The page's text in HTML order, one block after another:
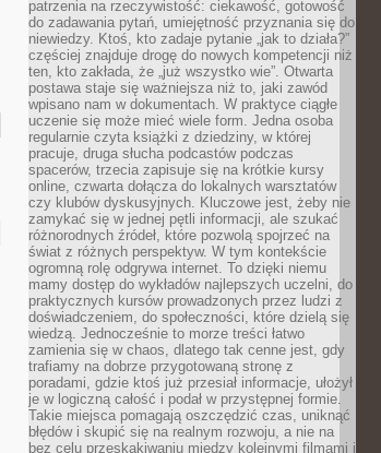
patrzenia na rzeczywistość: ciekawość, gotowość
do zadawania pytań, umiejętność przyznania się do
niewiedzy. Ktoś, kto zadaje pytanie „jak to działa?”
częściej znajduje drogę do nowych kompetencji niż
ten, kto zakłada, że „już wszystko wie”. Otwarta
postawa staje się ważniejsza niż to, jaki zawód
wpisano nam w dokumentach. W praktyce ciągłe
uczenie się może mieć wiele form. Jedna osoba
regularnie czyta książki z dziedziny, w której
pracuje, druga słucha podcastów podczas
spacerów, trzecia zapisuje się na krótkie kursy
online, czwarta dołącza do lokalnych warsztatów
czy klubów dyskusyjnych. Kluczowe jest, żeby nie
zamykać się w jednej pętli informacji, ale szukać
różnorodnych źródeł, które pozwolą spojrzeć na
świat z różnych perspektyw. W tym kontekście
ogromną rolę odgrywa internet. To dzięki niemu
mamy dostęp do wykładów najlepszych uczelni, do
praktycznych kursów prowadzonych przez ludzi z
doświadczeniem, do społeczności, które dzielą się
wiedzą. Jednocześnie to morze treści łatwo
zamienia się w chaos, dlatego tak cenne jest, gdy
trafiamy na dobrze przygotowaną stronę z
poradami, gdzie ktoś już przesiał informacje, ułożył
je w logiczną całość i podał w przystępnej formie.
Takie miejsca pomagają oszczędzić czas, uniknąć
błędów i skupić się na realnym rozwoju, a nie na
bez celu przeskakiwaniu między kolejnymi filmami i